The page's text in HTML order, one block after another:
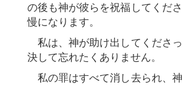
の後も神が彼らを祝福してくだ
慢になります。
私は、神が助け出してくださ
決して忘れたくありません。
私の罪はすべて消し去られ、